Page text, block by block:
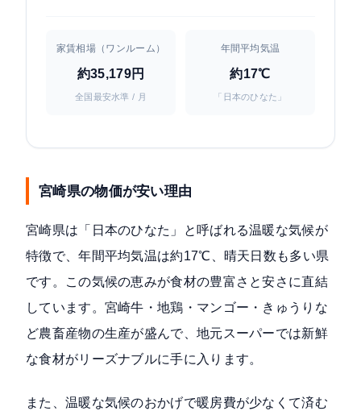
家賃相場（ワンルーム）
約35,179円
全国最安水準 / 月
年間平均気温
約17℃
「日本のひなた」
宮崎県の物価が安い理由
宮崎県は「日本のひなた」と呼ばれる温暖な気候が
特徴で、年間平均気温は約17℃、晴天日数も多い県
です。この気候の恵みが食材の豊富さと安さに直結
しています。宮崎牛・地鶏・マンゴー・きゅうりな
ど農畜産物の生産が盛んで、地元スーパーでは新鮮
な食材がリーズナブルに手に入ります。
また、温暖な気候のおかげで暖房費が少なくて済む